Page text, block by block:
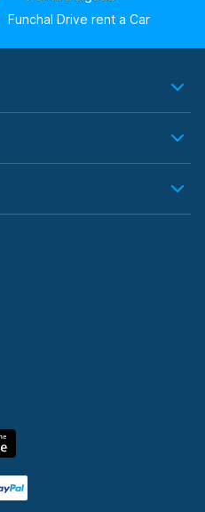
Funchal Drive rent a Car